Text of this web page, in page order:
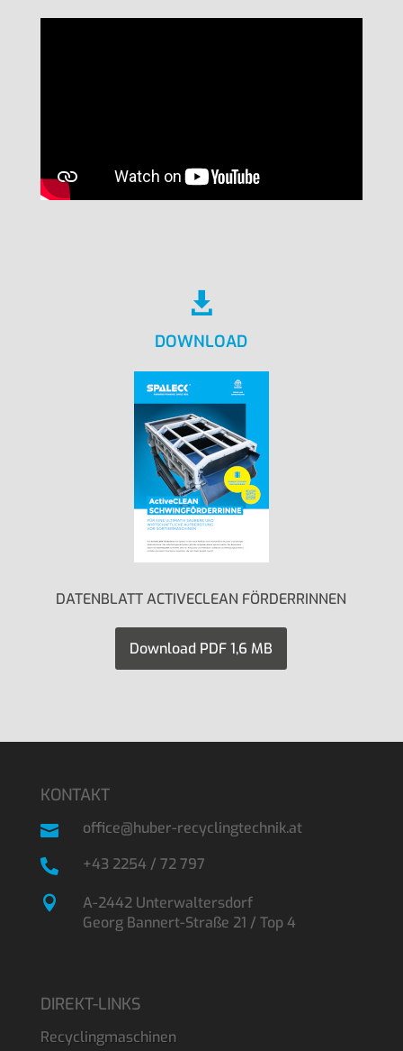

DOWNLOAD
DATENBLATT ACTIVECLEAN FÖRDERRINNEN
Download PDF 1,6 MB
KONTAKT

office@huber-recyclingtechnik.at

+43 2254 / 72 797

A-2442 Unterwaltersdorf
Georg Bannert-Straße 21 / Top 4
DIREKT-LINKS
Recyclingmaschinen